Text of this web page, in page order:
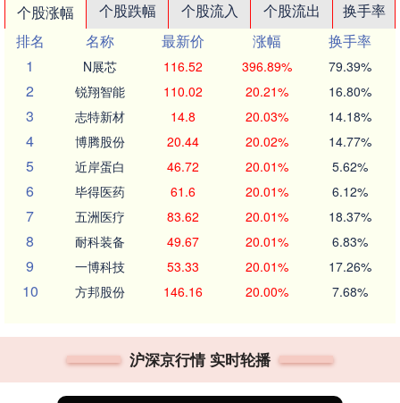
个股涨幅 个股跌幅 个股流入 个股流出
换手率
排名
名称 最新价 涨幅
换手率
1
N展芯 116.52 396.89% 79.39%
2 锐翔智能 110.02 20.21% 16.80%
3 志特新材 14.8 20.03% 14.18%
4 博腾股份 20.44 20.02% 14.77%
5 近岸蛋白 46.72 20.01% 5.62%
6 毕得医药 61.6 20.01% 6.12%
7 五洲医疗 83.62 20.01% 18.37%
8 耐科装备 49.67 20.01% 6.83%
9 一博科技 53.33 20.01% 17.26%
10 方邦股份 146.16 20.00% 7.68%
沪深京行情 实时轮播